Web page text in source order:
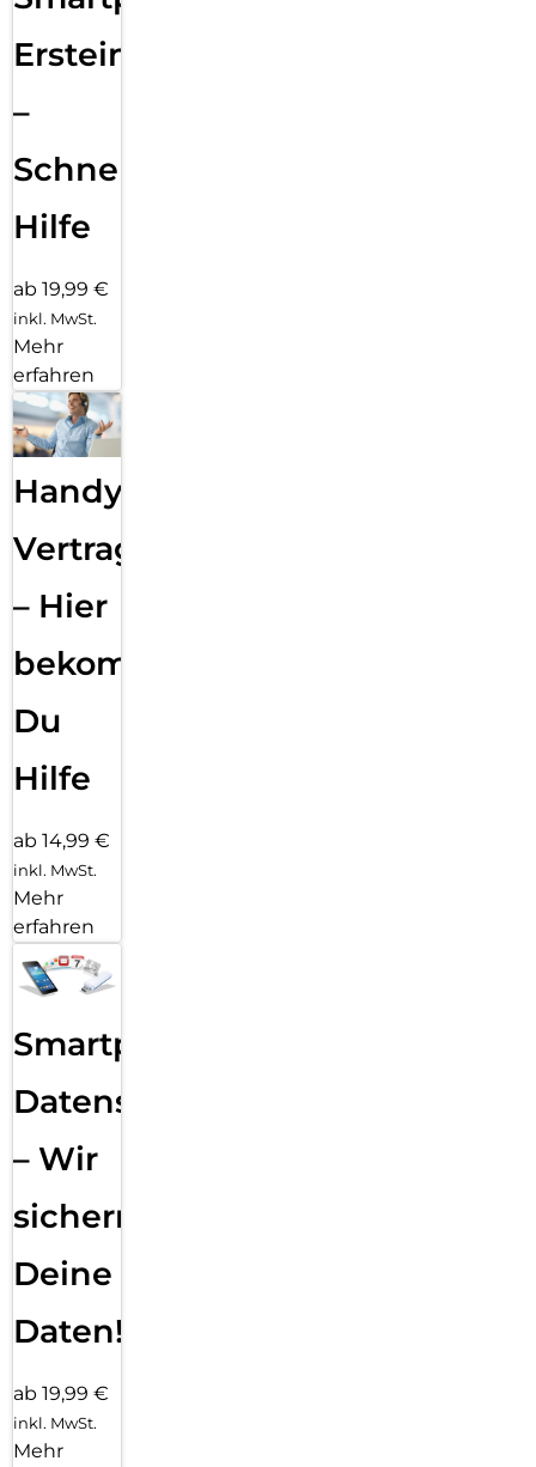
Ersteinrichtung
–
Schnelle
Hilfe
ab 19,99 €
inkl. MwSt.
Mehr
erfahren
Handy
Vertragsabwicklung
– Hier
bekommst
Du
Hilfe
ab 14,99 €
inkl. MwSt.
Mehr
erfahren
Smartphone
Datensicherung
– Wir
sichern
Deine
Daten!
ab 19,99 €
inkl. MwSt.
Mehr